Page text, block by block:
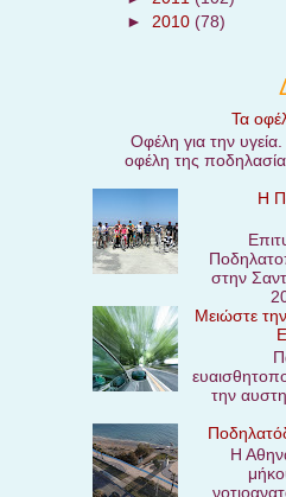
► 2010(78)
Τα
Οφέλη για την
οφέλη της
Η
στην
Μειώστε
την
Η